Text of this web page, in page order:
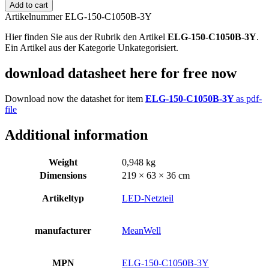
Add to cart
Artikelnummer ELG-150-C1050B-3Y
Hier finden Sie aus der Rubrik den Artikel ELG-150-C1050B-3Y.
Ein Artikel aus der Kategorie Unkategorisiert.
download datasheet here for free now
Download now the datashet for item ELG-150-C1050B-3Yas pdf-
file
Additional information
Weight
0,948 kg
Dimensions
219 × 63 × 36 cm
Artikeltyp LED-Netzteil
manufacturer MeanWell
MPN ELG-150-C1050B-3Y